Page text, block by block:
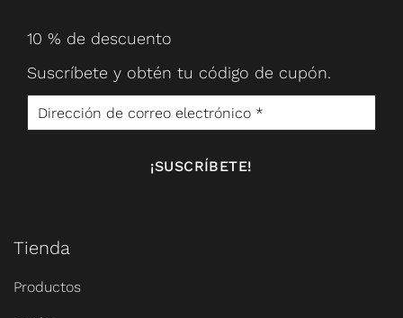
10 % de descuento
Suscríbete y obtén tu código de cupón.
Tienda
Productos